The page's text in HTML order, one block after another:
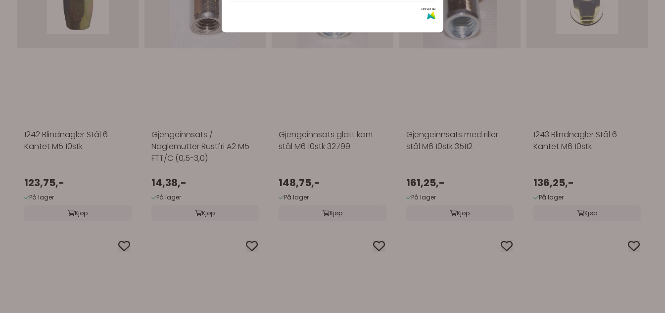
1242 Blindnagler Stål 6
Kantet M5 10stk
123,75,-
På lager
Kjøp
Gjengeinnsats /
Naglemutter Rustfri A2 M5
FTT/C (0,5-3,0)
14,38,-
På lager
Kjøp
Gjengeinnsats glatt kant
stål M6 10stk 32799
148,75,-
På lager
Kjøp
Gjengeinnsats med riller
stål M6 10stk 35112
161,25,-
På lager
Kjøp
1243 Blindnagler Stål 6
Kantet M6 10stk
136,25,-
På lager
Kjøp
Drevet av